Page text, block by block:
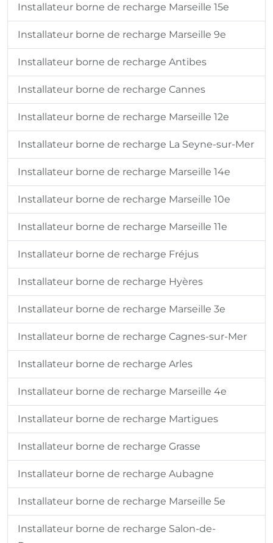
Installateur borne de recharge Marseille 15e
Installateur borne de recharge Marseille 9e
Installateur borne de recharge Antibes
Installateur borne de recharge Cannes
Installateur borne de recharge Marseille 12e
Installateur borne de recharge La Seyne-sur-Mer
Installateur borne de recharge Marseille 14e
Installateur borne de recharge Marseille 10e
Installateur borne de recharge Marseille 11e
Installateur borne de recharge Fréjus
Installateur borne de recharge Hyères
Installateur borne de recharge Marseille 3e
Installateur borne de recharge Cagnes-sur-Mer
Installateur borne de recharge Arles
Installateur borne de recharge Marseille 4e
Installateur borne de recharge Martigues
Installateur borne de recharge Grasse
Installateur borne de recharge Aubagne
Installateur borne de recharge Marseille 5e
Installateur borne de recharge Salon-de-